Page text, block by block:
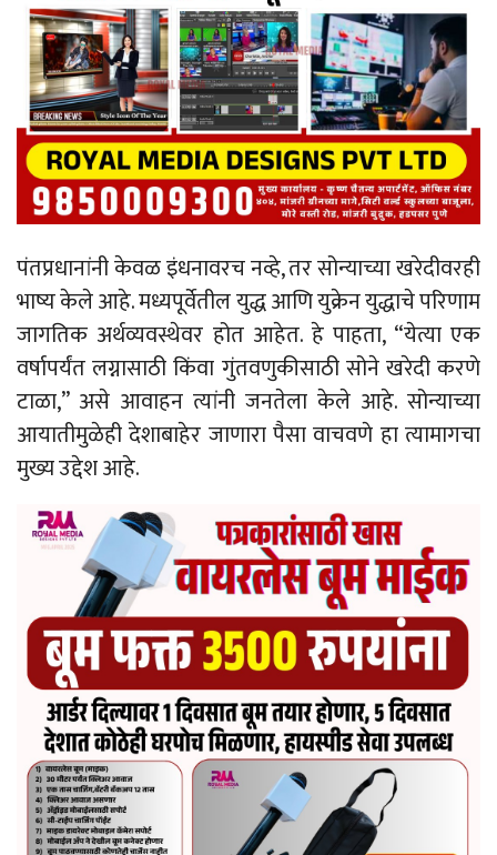
पंतप्रधानांनी केवळ इंधनावरच नव्हे, तर सोन्याच्या खरेदीवरही
भाष्य केले आहे. मध्यपूर्वेतील युद्ध आणि युक्रेन युद्धाचे परिणाम
जागतिक अर्थव्यवस्थेवर होत आहेत. हे पाहता, “येत्या एक
वर्षापर्यंत लग्नासाठी किंवा गुंतवणुकीसाठी सोने खरेदी करणे
टाळा,” असे आवाहन त्यांनी जनतेला केले आहे. सोन्याच्या
आयातीमुळेही देशाबाहेर जाणारा पैसा वाचवणे हा त्यामागचा
मुख्य उद्देश आहे.